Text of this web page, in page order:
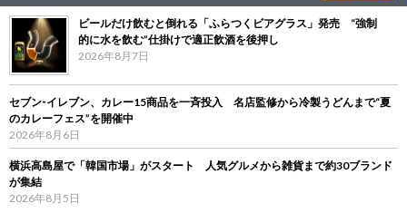
ビールだけ飲むと倒れる「ふらつくビアグラス」発売 “強制
的に水を飲む”仕掛けで適正飲酒を後押し
2026年8月7日
セブン‐イレブン、カレー15商品を一斉投入 名店監修から冷製うどんまで“夏
のカレーフェス”を開催中
2026年8月6日
横浜高島屋で「韓国市場」がスタート 人気グルメから雑貨まで約30ブランド
が集結
2026年8月5日